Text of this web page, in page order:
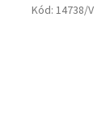
Kód: 14738/V